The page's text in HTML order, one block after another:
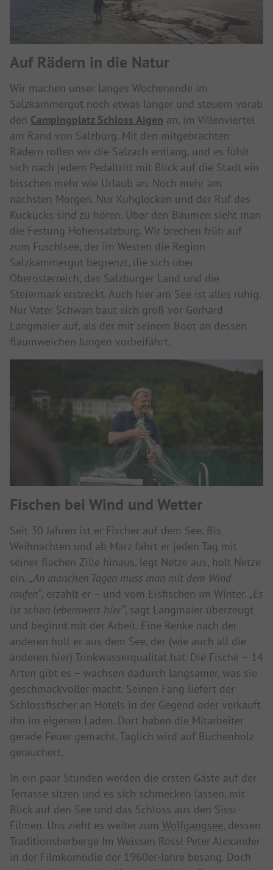
Auf Rädern in die Natur
Wir machen unser langes Wochenende im
Salzkammergut noch etwas länger und steuern vorab
den Campingplatz Schloss Aigen an, im Villenviertel
am Rand von Salzburg. Mit den mitgebrachten
Rädern rollen wir die Salzach entlang, und es fühlt
sich nach jedem Pedaltritt mit Blick auf die Stadt ein
bisschen mehr wie Urlaub an. Noch mehr am
nächsten Morgen. Nur Kuhglocken und der Ruf des
Kuckucks sind zu hören. Über den Bäumen sieht man
die Festung Hohensalzburg. Wir brechen früh auf
zum Fuschlsee, der im Westen die Region
Salzkammergut begrenzt, die sich über
Oberösterreich, das Salzburger Land und die
Steiermark erstreckt. Auch hier am See ist alles ruhig.
Nur Vater Schwan baut sich groß vor Gerhard
Langmaier auf, als der mit seinem Boot an dessen
flaumweichen Jungen vorbeifährt.
Fischen bei Wind und Wetter
Seit 30 Jahren ist er Fischer auf dem See. Bis
Weihnachten und ab März fährt er jeden Tag mit
seiner flachen Zille hinaus, legt Netze aus, holt Netze
ein. „An manchen Tagen muss man mit dem Wind
raufen“, erzählt er – und vom Eisfischen im Winter. „Es
ist schon lebenswert hier“, sagt Langmaier überzeugt
und beginnt mit der Arbeit. Eine Renke nach der
anderen holt er aus dem See, der (wie auch all die
anderen hier) Trinkwasserqualität hat. Die Fische – 14
Arten gibt es – wachsen dadurch langsamer, was sie
geschmackvoller macht. Seinen Fang liefert der
Schlossfischer an Hotels in der Gegend oder verkauft
ihn im eigenen Laden. Dort haben die Mitarbeiter
gerade Feuer gemacht. Täglich wird auf Buchenholz
geräuchert.
In ein paar Stunden werden die ersten Gäste auf der
Terrasse sitzen und es sich schmecken lassen, mit
Blick auf den See und das Schloss aus den Sissi-
Filmen. Uns zieht es weiter zum Wolfgangsee, dessen
Traditionsherberge Im Weissen Rössl Peter Alexander
in der Filmkomödie der 1960er-Jahre besang. Doch